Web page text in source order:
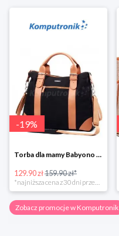
-19%
Torba dla mamy Babyono 1505/01 Comfort Icoinic 5/5
129.90 zł159.90 zł*
Zobacz promocje w Komputronik